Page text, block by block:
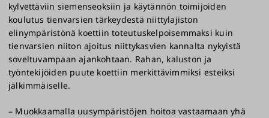
kylvettäviin siemenseoksiin ja käytännön toimijoiden
koulutus tienvarsien tärkeydestä niittylajiston
elinympäristönä koettiin toteutuskelpoisemmaksi kuin
tienvarsien niiton ajoitus niittykasvien kannalta nykyistä
soveltuvampaan ajankohtaan. Rahan, kaluston ja
työntekijöiden puute koettiin merkittävimmiksi esteiksi
jälkimmäiselle.
– Muokkaamalla uusympäristöjen hoitoa vastaamaan yhä